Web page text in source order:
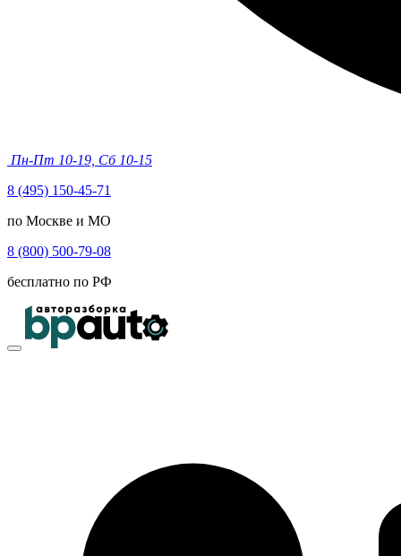
Пн-Пт 10-19, Сб 10-15
8 (495) 150-45-71
по Москве и МО
8 (800) 500-79-08
бесплатно по РФ